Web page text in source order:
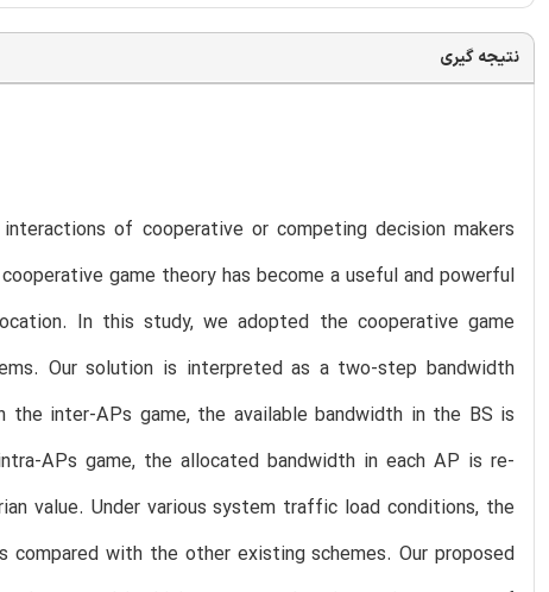
نتیجه گیری
of cooperative or competing decision makers
game theory has become a useful and powerful
In this study, we adopted the cooperative game
Our solution is interpreted as a two-step bandwidth
the inter-APs game, the available bandwidth in the BS is
APs game, the allocated bandwidth in each AP is re-
value. Under various system traffic load conditions, the
compared with the other existing schemes. Our proposed